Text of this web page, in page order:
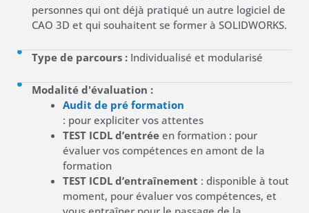
personnes qui ont déjà pratiqué un autre logiciel de
CAO 3D et qui souhaitent se former à SOLIDWORKS.
Type de parcours : Individualisé et modularisé
Modalité d'évaluation :
Audit de pré formation
: pour expliciter vos attentes
TEST ICDL d’entréeen formation : pour
évaluer vos compétences en amont de la
formation
TEST ICDL d’entraînement : disponible à tout
moment, pour évaluer vos compétences, et